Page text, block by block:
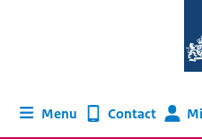
Menu Contact